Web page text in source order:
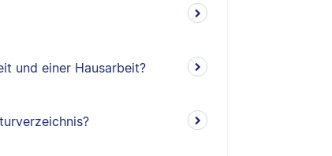
und einer Hausarbeit?